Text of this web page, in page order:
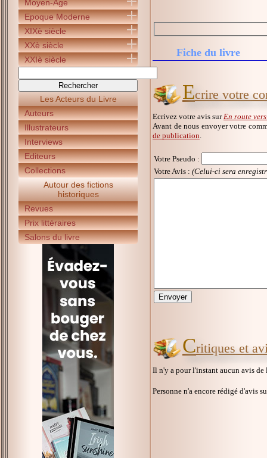
Moyen-Âge
Epoque Moderne
XIXè siècle
XXè siècle
XXIè siècle
Les Acteurs du Livre
Auteurs
Illustrateurs
Interviews
Editeurs
Collections
Autour des fictions
historiques
Revues
Prix littéraires
Salons du livre
Fiche du livre
Ecrire votre
Ecrivez votre avis sur En route
Avant de nous envoyer votre
de publication
Votre Pseudo :
Votre Avis : (Celui-ci sera
Critiques et
Il n'y a pour l'instant aucun avis
Personne n'a encore rédigé d'avis